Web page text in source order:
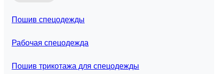
Пошив спецодежды
Рабочая спецодежда
Пошив трикотажа для спецодежды